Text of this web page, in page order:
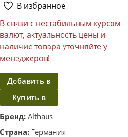
В избранное
В связи с нестабильным курсом
валют, актуальность цены и
наличие товара уточняйте у
менеджеров!
Добавить в
корзину
Купить в
один клик
Бренд: Althaus
Страна: Германия